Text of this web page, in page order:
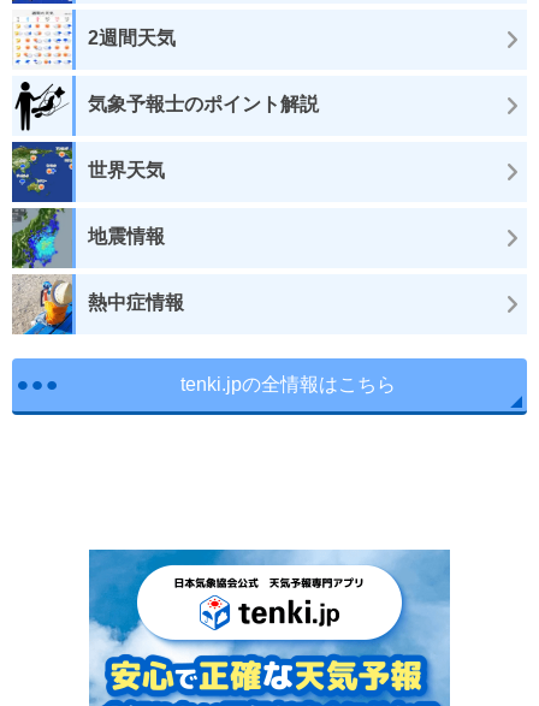
2週間天気
気象予報士のポイント解説
世界天気
地震情報
熱中症情報
tenki.jpの全情報はこちら